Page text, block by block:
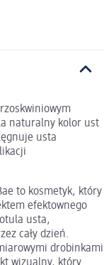
naturalny kolor ust
usta
to kosmetyk, który
efektownego
usta,
cały dzień.
drobinkami
wizualny, który